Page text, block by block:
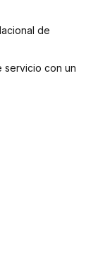
de
servicio con un